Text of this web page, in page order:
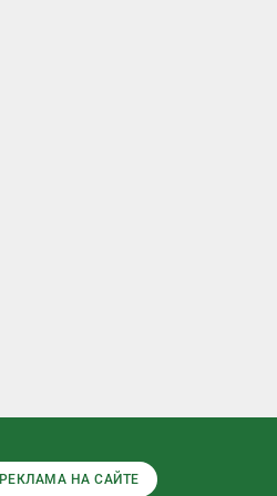
РЕКЛАМА НА САЙТЕ